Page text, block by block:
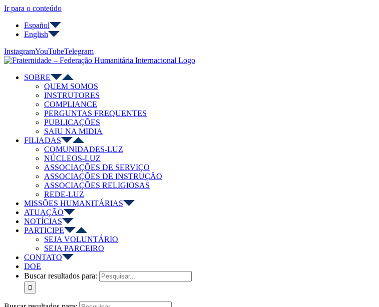
Ir para o conteúdo
Español
English
InstagramYouTubeTelegram
SOBRE
QUEM SOMOS
INSTRUTORES
COMPLIANCE
PERGUNTAS FREQUENTES
PUBLICAÇÕES
SAIU NA MIDIA
FILIADAS
COMUNIDADES-LUZ
NÚCLEOS-LUZ
ASSOCIAÇÕES DE SERVIÇO
ASSOCIAÇÕES DE INSTRUÇÃO
ASSOCIAÇÕES RELIGIOSAS
REDE-LUZ
MISSÕES HUMANITÁRIAS
ATUAÇÃO
NOTÍCIAS
PARTICIPE
SEJA VOLUNTÁRIO
SEJA PARCEIRO
CONTATO
DOE
Buscar resultados para: